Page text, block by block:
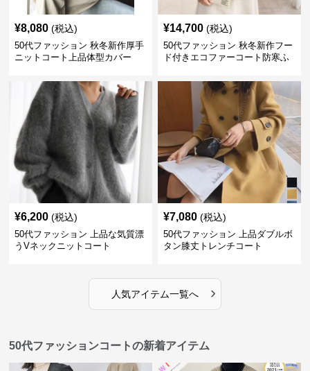
¥8,080 (税込)
50代ファッション 秋冬新作厚手
ニットコート上品体型カバー
¥14,700 (税込)
50代ファッション 秋冬新作フー
ド付きエコファーコート防寒ふ
¥6,200 (税込)
50代ファッション 上品な気質漂
うVネックニットコート
¥7,080 (税込)
50代ファッション 上品ダブルボ
タン膝丈トレンチコート
人気アイテム一覧へ ›
50代ファッションコートの新着アイテム